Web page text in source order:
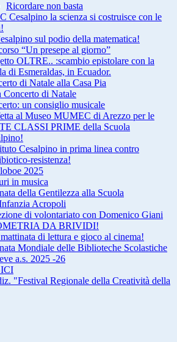
Ricordare non basta
Cesalpino la scienza si costruisce con le
sul podio della matematica!
“Un presepe al giorno”
OLTRE.. :scambio epistolare con la
di Esmeraldas, in Ecuador.
di Natale alla Casa Pia
Concerto di Natale
un consiglio musicale
al Museo MUMEC di Arezzo per le
CLASSI PRIME della Scuola
Cesalpino in prima linea contro
resistenza!
2025
in musica
della Gentilezza alla Scuola
Acropoli
di volontariato con Domenico Giani
DA BRIVIDI!
di lettura e gioco al cinema!
Mondiale delle Biblioteche Scolastiche
a.s. 2025 -26
"Festival Regionale della Creatività della